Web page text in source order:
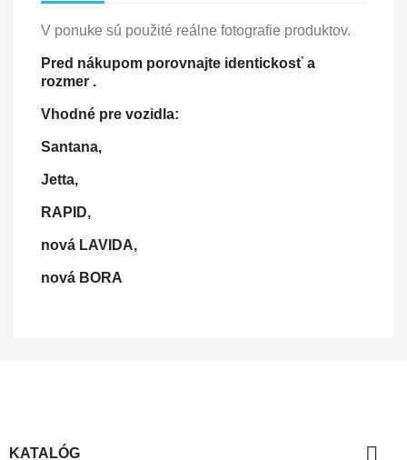
V ponuke sú použité reálne fotografie produktov.
Pred nákupom porovnajte identickosť a
rozmer .
Vhodné pre vozidla:
Santana,
Jetta,
RAPID,
nová LAVIDA,
nová BORA
KATALÓG 